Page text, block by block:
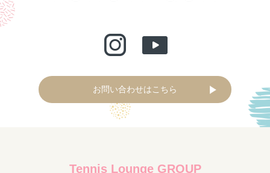
お問い合わせはこちら
Tennis Lounge GROUP